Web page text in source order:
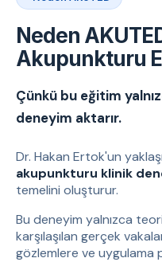
Neden
Akupunkturu
Çünkü bu eğitim
deneyim aktarır.
Dr. Hakan Ertok'un
akupunkturu klinik
temelini oluşturur.
Bu deneyim yalnızca
karşılaşılan gerçek
gözlemlere ve uygulama